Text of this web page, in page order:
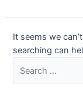
It seems we
searching can